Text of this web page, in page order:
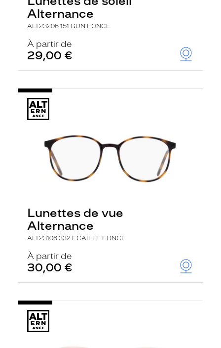
Alternance
ALT23206 151 GUN FONCE
À partir de
29,00 €
Lunettes de vue
Alternance
ALT23106 332 ECAILLE FONCE
À partir de
30,00 €